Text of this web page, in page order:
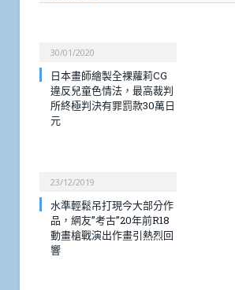
30/01/2020
日本畫師繪製全裸蘿莉CG
違反兒童色情法，最高裁判
所終極判決有罪罰款30萬日
元
23/12/2019
水準輕鬆吊打現今大部分作
品，網友”考古”20年前R18
動畫槍戰演出作畫引熱烈回
響